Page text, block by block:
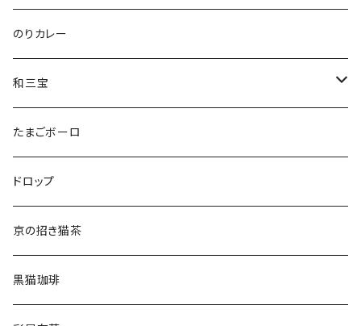
ねこさんティー＆いぬさんティー
ねこさんわさんぼん
ねこさんギフト
のりカレー
和三宝
猫
それ以外
たまごボーロ
ドロップ
京の招き猫茶
黒猫珈琲